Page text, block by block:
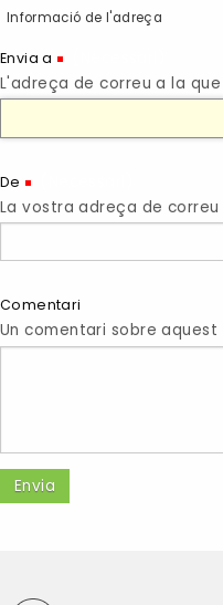
Informació de l'adreça
Envia a
L'adreça de correu a la
De
La vostra adreça de
Comentari
Un comentari sobre aquest